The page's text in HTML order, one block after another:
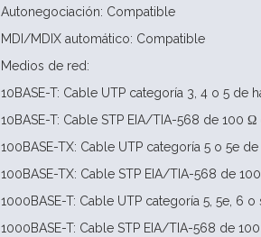
Autonegociación: Compatible
MDI/MDIX automático: Compatible
Medios de red:
10BASE-T: Cable UTP categoría 3, 4 o 5 de
10BASE-T: Cable STP EIA/TIA-568 de 100
100BASE-TX: Cable UTP categoría 5 o 5e
100BASE-TX: Cable STP EIA/TIA-568 de
1000BASE-T: Cable UTP categoría 5, 5e, 6
1000BASE-T: Cable STP EIA/TIA-568 de